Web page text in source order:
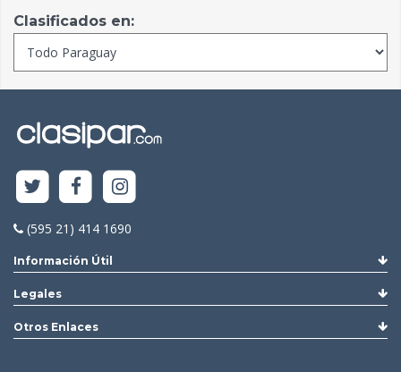
Clasificados en:
(595 21) 414 1690
Información Útil
Legales
Otros Enlaces